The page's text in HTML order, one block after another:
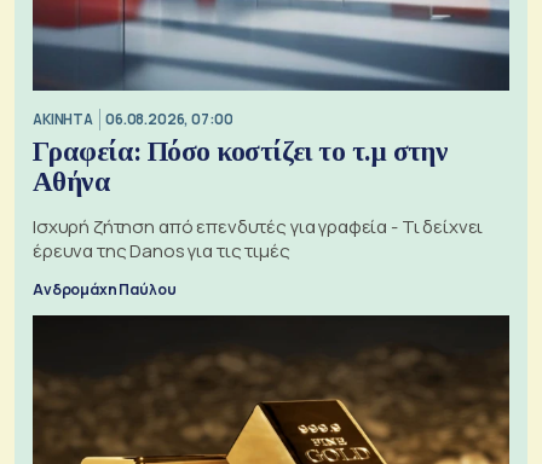
ΑΚΙΝΗΤΑ 06.08.2026, 07:00
Γραφεία: Πόσο κοστίζει το τ.μ στην
Αθήνα
Ισχυρή ζήτηση από επενδυτές για γραφεία - Τι δείχνει
έρευνα της Danos για τις τιμές
Ανδρομάχη Παύλου